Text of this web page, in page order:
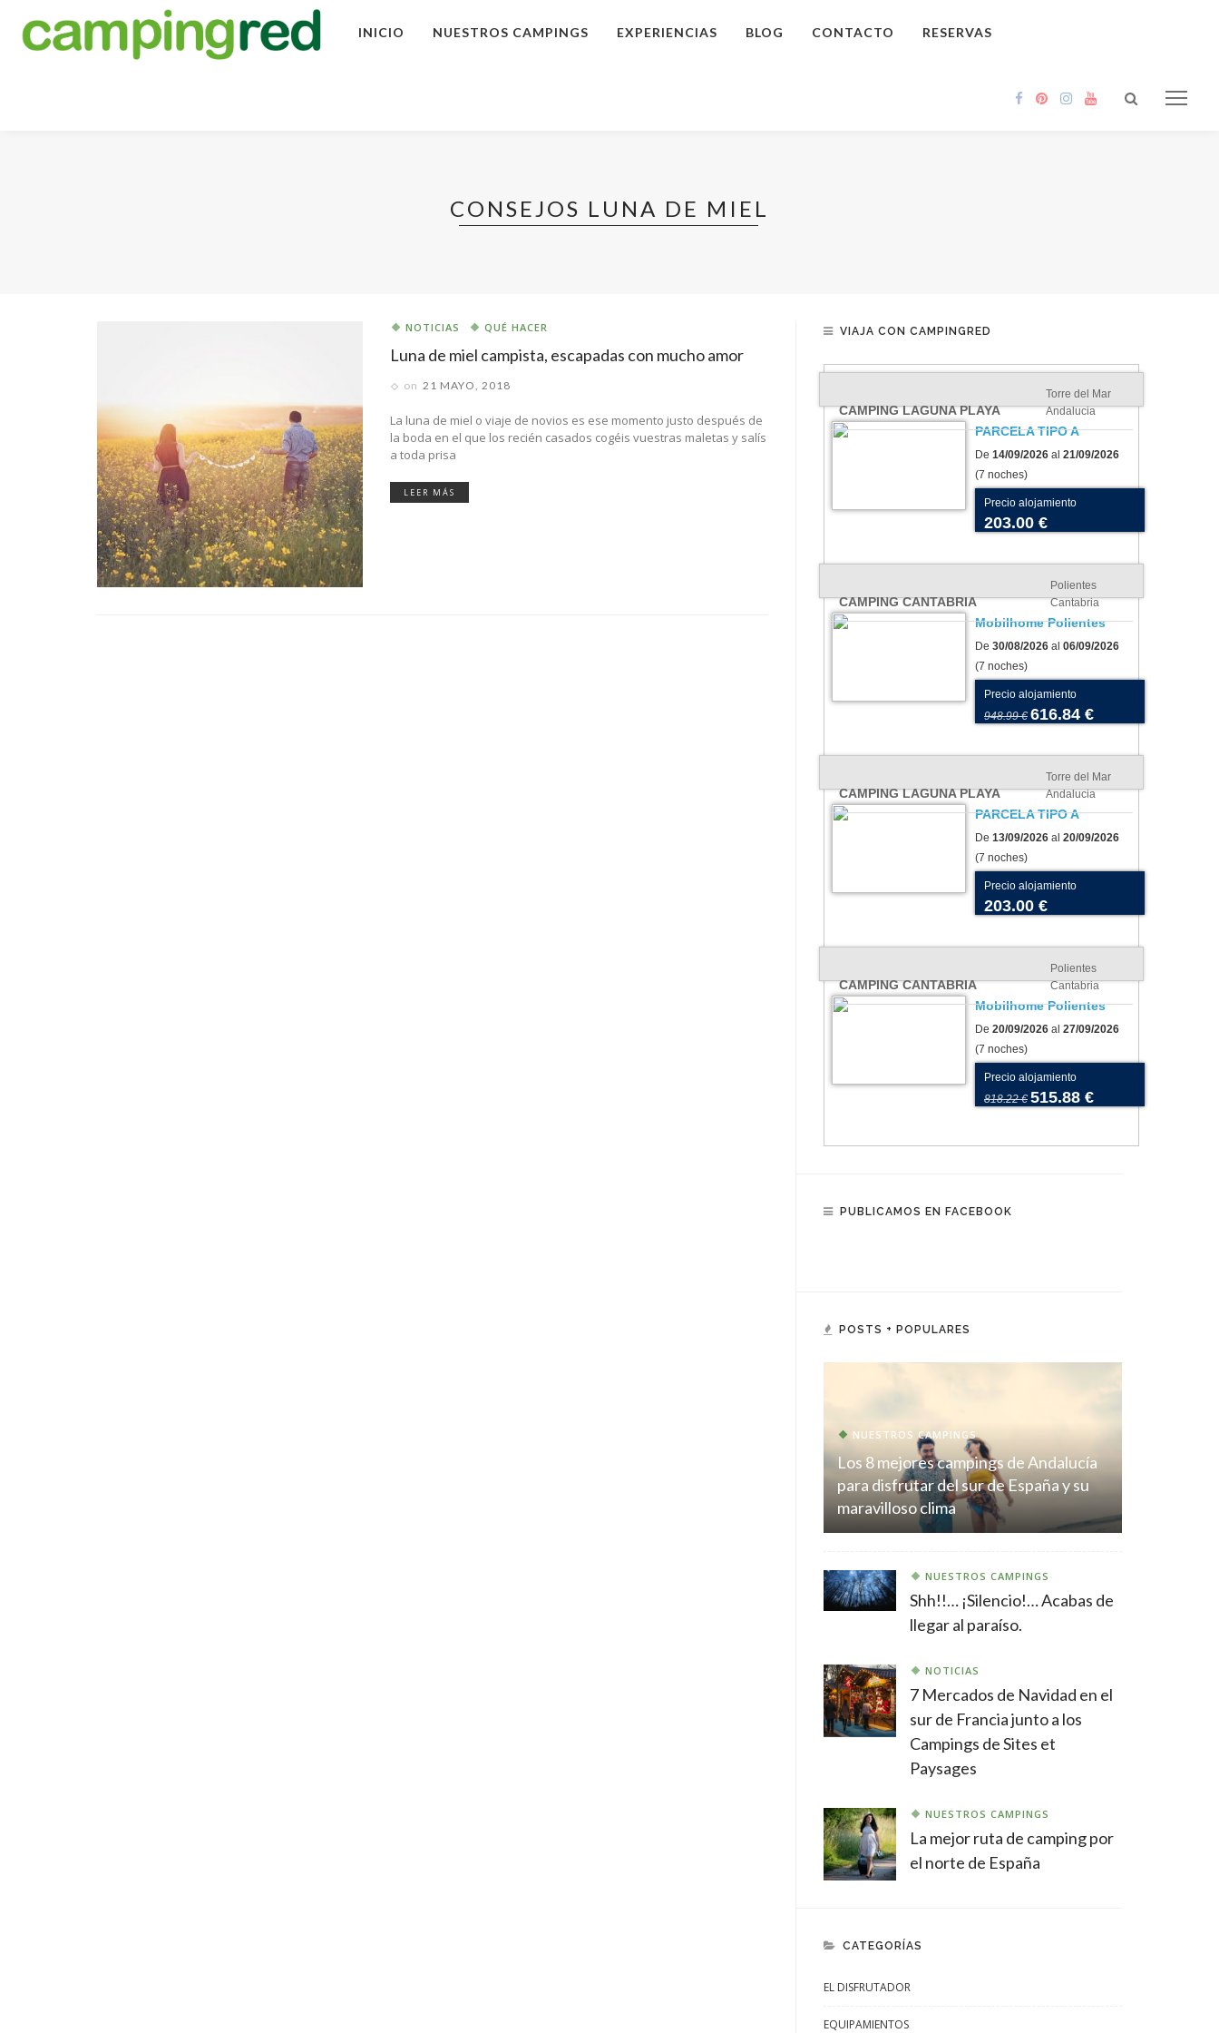
INICIO NUESTROS CAMPINGS EXPERIENCIAS BLOG CONTACTO RESERVAS
CONSEJOS LUNA DE MIEL
NOTICIAS QUÉ HACER
Luna de miel campista, escapadas con mucho amor
on 21 MAYO, 2018
La luna de miel o viaje de novios es ese momento justo después de
la boda en el que los recién casados cogéis vuestras maletas y salís
a toda prisa
LEER MÁS
VIAJA CON CAMPINGRED
CAMPING LAGUNA PLAYA
Torre del Mar
Andalucia
PARCELA TIPO A
De 14/09/2026 al 21/09/2026
(7 noches)
Precio alojamiento
203.00 €
CAMPING CANTABRIA
Polientes
Cantabria
Mobilhome Polientes
De 30/08/2026 al 06/09/2026
(7 noches)
Precio alojamiento
948.99 € 616.84 €
CAMPING LAGUNA PLAYA
Torre del Mar
Andalucia
PARCELA TIPO A
De 13/09/2026 al 20/09/2026
(7 noches)
Precio alojamiento
203.00 €
CAMPING CANTABRIA
Polientes
Cantabria
Mobilhome Polientes
De 20/09/2026 al 27/09/2026
(7 noches)
Precio alojamiento
818.22 € 515.88 €
PUBLICAMOS EN FACEBOOK
POSTS + POPULARES
NUESTROS CAMPINGS
Los 8 mejores campings de Andalucía
para disfrutar del sur de España y su
maravilloso clima
NUESTROS CAMPINGS
Shh!!… ¡Silencio!… Acabas de
llegar al paraíso.
NOTICIAS
7 Mercados de Navidad en el
sur de Francia junto a los
Campings de Sites et
Paysages
NUESTROS CAMPINGS
La mejor ruta de camping por
el norte de España
CATEGORÍAS
EL DISFRUTADOR
EQUIPAMIENTOS